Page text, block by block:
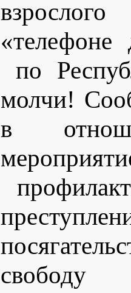
по
молчи!
в